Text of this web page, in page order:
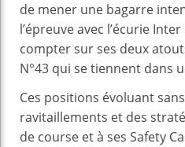
de mener une bagarre
l’épreuve avec l’écurie
compter sur ses deux
N°43 qui se tiennent dans
Ces positions évoluant
ravitaillements et des
de course et à ses Safety